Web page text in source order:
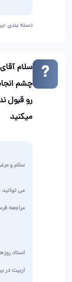
دسته بندی :
سلام
چشم
رو قبول
میکنید
سلام و
می
مراجعه
استاد
اربیت در